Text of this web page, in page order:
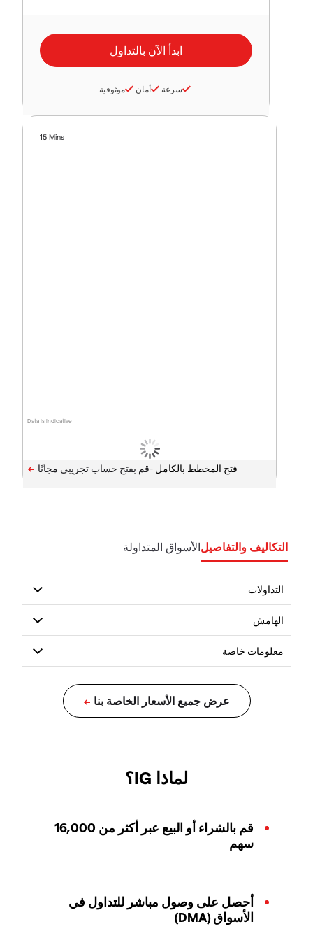
سرعة أمان موثوقية
Data is indicative
15 Mins
فتح المخطط بالكامل -
التكاليف والتفاصيلالأسواق المتداولة
لماذا IG؟
قم بالشراء أو البيع عبر أكثر من 16,000
سهم
أحصل على وصول مباشر للتداول في
الأسواق (DMA)